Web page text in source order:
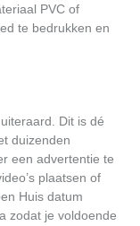
PVC of
te bedrukken en
Dit is dé
duizenden
een advertentie te
plaatsen of
Huis datum
zodat je voldoende